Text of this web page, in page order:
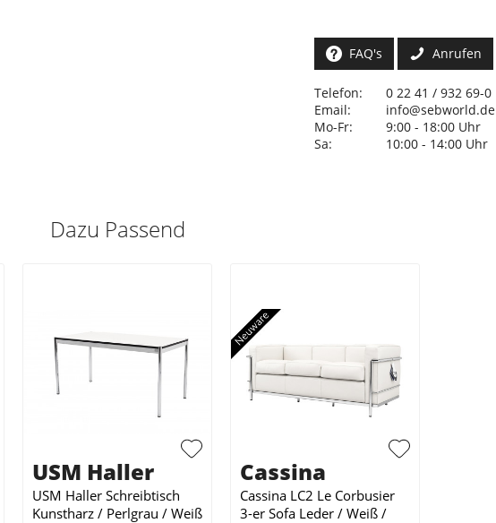
FAQ's Anrufen
Telefon:
0 22 41 / 932 69-0
Email:
info@sebworld.de
Mo-Fr:
9:00 - 18:00 Uhr
Sa:
10:00 - 14:00 Uhr
Dazu Passend
USM Haller
USM Haller Schreibtisch
Kunstharz / Perlgrau / Weiß
Cassina
Cassina LC2 Le Corbusier
3-er Sofa Leder / Weiß /